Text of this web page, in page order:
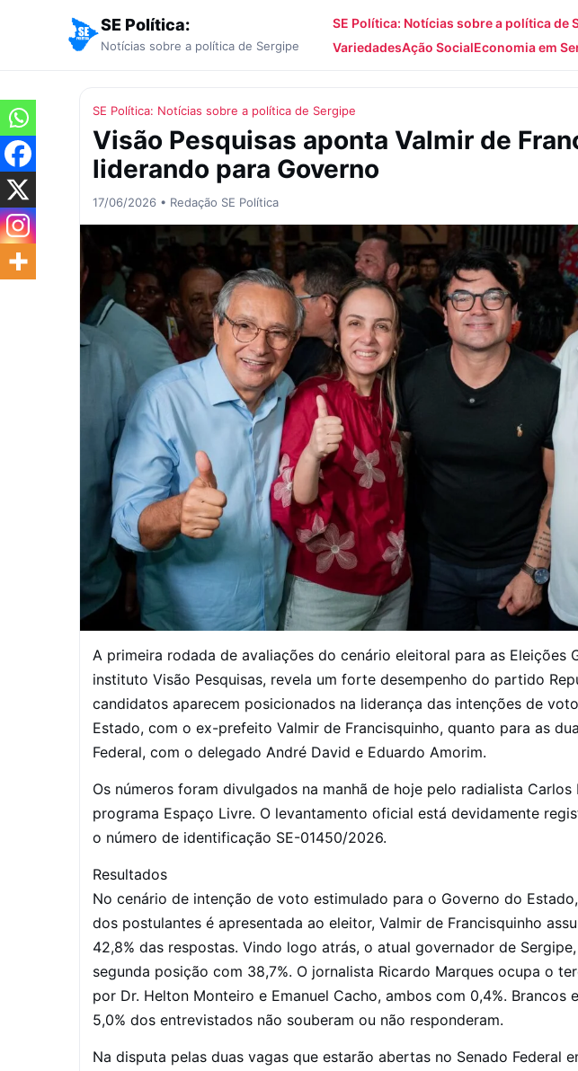
SE Política:
Notícias sobre a política de Sergipe
SE Política: Notícias sobre a política de
VariedadesAção SocialEconomia em
SE Política: Notícias sobre a política de Sergipe
Visão Pesquisas aponta Valmir de
liderando para Governo
17/06/2026 • Redação SE Política
A primeira rodada de avaliações do cenário eleitoral para as Eleições
instituto Visão Pesquisas, revela um forte desempenho do partido
candidatos aparecem posicionados na liderança das intenções de
Estado, com o ex-prefeito Valmir de Francisquinho, quanto para as
Federal, com o delegado André David e Eduardo Amorim.
Os números foram divulgados na manhã de hoje pelo radialista Carlos
programa Espaço Livre. O levantamento oficial está devidamente
o número de identificação SE-01450/2026.
Resultados
No cenário de intenção de voto estimulado para o Governo do
dos postulantes é apresentada ao eleitor, Valmir de Francisquinho
42,8% das respostas. Vindo logo atrás, o atual governador de
segunda posição com 38,7%. O jornalista Ricardo Marques ocupa o
por Dr. Helton Monteiro e Emanuel Cacho, ambos com 0,4%. Brancos
5,0% dos entrevistados não souberam ou não responderam.
Na disputa pelas duas vagas que estarão abertas no Senado Federal